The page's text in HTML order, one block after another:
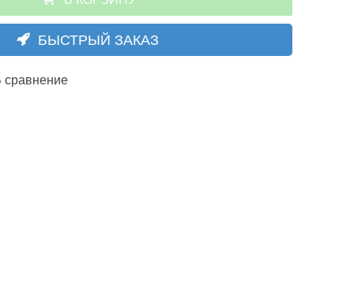
БЫСТРЫЙ ЗАКАЗ
сравнение